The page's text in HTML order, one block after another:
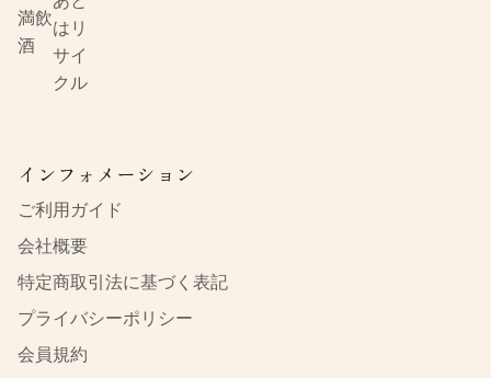
インフォメーション
ご利用ガイド
会社概要
特定商取引法に基づく表記
プライバシーポリシー
会員規約